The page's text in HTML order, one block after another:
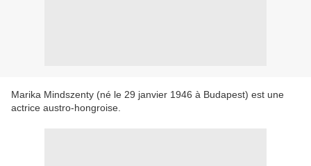
Marika Mindszenty (né le 29 janvier 1946 à Budapest) est une
actrice austro-hongroise.